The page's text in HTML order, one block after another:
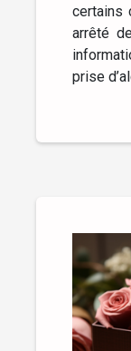
certains
arrêté
prise